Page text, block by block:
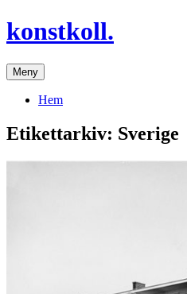
Hoppa
till
konstkoll.
Meny
Hem
Etikettarkiv: Sverige